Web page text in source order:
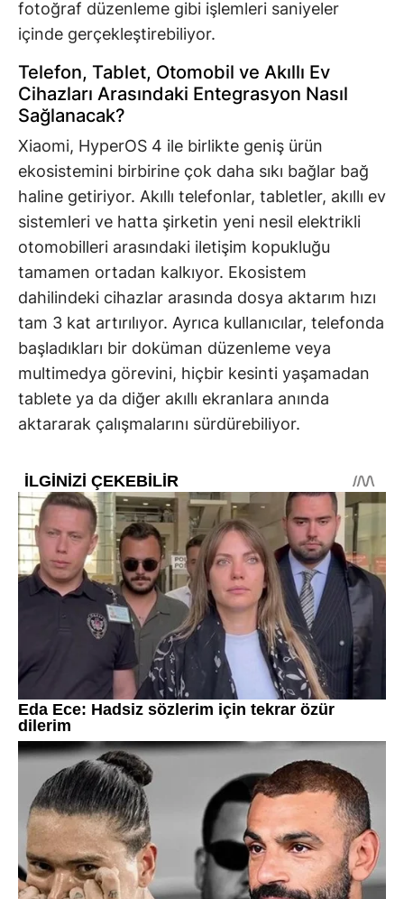
fotoğraf düzenleme gibi işlemleri saniyeler
içinde gerçekleştirebiliyor.
Telefon, Tablet, Otomobil ve Akıllı Ev
Cihazları Arasındaki Entegrasyon Nasıl
Sağlanacak?
Xiaomi, HyperOS 4 ile birlikte geniş ürün
ekosistemini birbirine çok daha sıkı bağlar bağ
haline getiriyor. Akıllı telefonlar, tabletler, akıllı ev
sistemleri ve hatta şirketin yeni nesil elektrikli
otomobilleri arasındaki iletişim kopukluğu
tamamen ortadan kalkıyor. Ekosistem
dahilindeki cihazlar arasında dosya aktarım hızı
tam 3 kat artırılıyor. Ayrıca kullanıcılar, telefonda
başladıkları bir doküman düzenleme veya
multimedya görevini, hiçbir kesinti yaşamadan
tablete ya da diğer akıllı ekranlara anında
aktararak çalışmalarını sürdürebiliyor.